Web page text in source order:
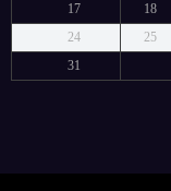
17
18
24
25
31